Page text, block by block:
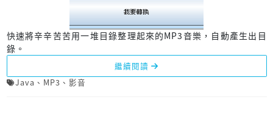
快速將辛辛苦苦用一堆目錄整理起來的MP3音樂，自動產生出目
錄。
繼續閱讀
Java 、 MP3 、 影音